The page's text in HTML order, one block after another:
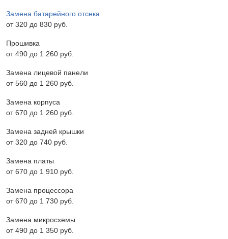
Замена батарейного отсека
от 320 до 830 pyб.
Прошивка
от 490 до 1 260 pyб.
Замена лицевой панели
от 560 до 1 260 pyб.
Замена корпуса
от 670 до 1 260 pyб.
Замена задней крышки
от 320 до 740 pyб.
Замена платы
от 670 до 1 910 pyб.
Замена процессора
от 670 до 1 730 pyб.
Замена микросхемы
от 490 до 1 350 pyб.